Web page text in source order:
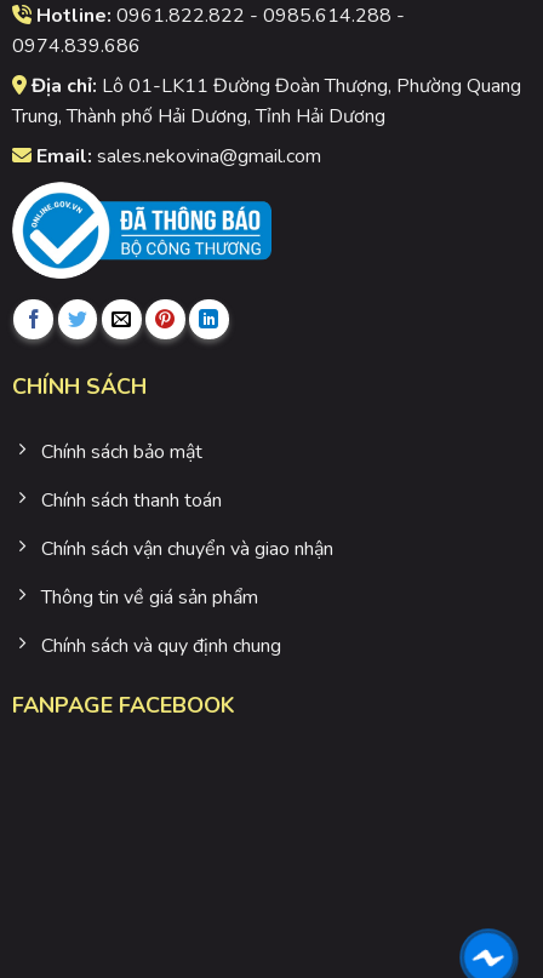
Hotline: 0961.822.822 - 0985.614.288 -
0974.839.686
Địa chỉ: Lô 01-LK11 Đường Đoàn Thượng, Phường Quang
Trung, Thành phố Hải Dương, Tỉnh Hải Dương
Email: sales.nekovina@gmail.com
CHÍNH SÁCH
Chính sách bảo mật
Chính sách thanh toán
Chính sách vận chuyển và giao nhận
Thông tin về giá sản phẩm
Chính sách và quy định chung
FANPAGE FACEBOOK